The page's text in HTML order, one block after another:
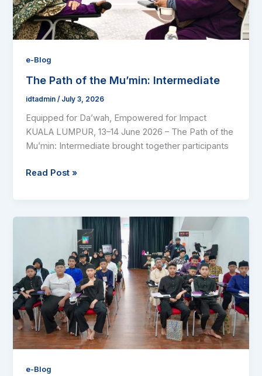
e-Blog
The Path of the Mu’min: Intermediate
idtadmin/ July 3, 2026
Equipped for Da’wah, Empowered for Impact
KUALA LUMPUR, 13–14 June 2026 – The Path of the
Mu’min: Intermediate brought together participants
Read Post »
e-Blog
2026:
Membina
Remaja
Muslim
yang
Bermatlamat